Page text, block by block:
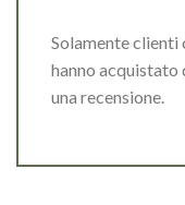
Solamente clienti
hanno
una recensione.